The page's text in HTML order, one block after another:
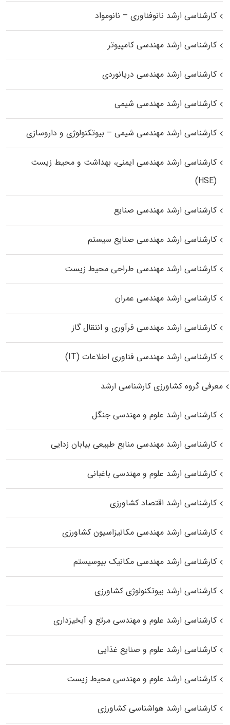
کارشناسی ارشد نانوفناوری – نانومواد
کارشناسی ارشد مهندسی کامپیوتر
کارشناسی ارشد مهندسی دریانوردی
کارشناسی ارشد مهندسی شیمی
کارشناسی ارشد مهندسی شیمی – بیوتکنولوژی و داروسازی
کارشناسی ارشد مهندسی ایمنی، بهداشت و محیط زیست
(HSE)
کارشناسی ارشد مهندسی صنایع
کارشناسی ارشد مهندسی صنایع سیستم
کارشناسی ارشد مهندسی طراحی محیط زیست
کارشناسی ارشد مهندسی عمران
کارشناسی ارشد مهندسی فرآوری و انتقال گاز
کارشناسی ارشد مهندسی فناوری اطلاعات (IT)
معرفی گروه کشاورزی کارشناسی ارشد
کارشناسی ارشد علوم و مهندسی جنگل
کارشناسی ارشد مهندسی منابع طبیعی بیابان زدایی
کارشناسی ارشد علوم و مهندسی باغبانی
کارشناسی ارشد اقتصاد کشاورزی
کارشناسی ارشد مهندسی مکانیزاسیون کشاورزی
کارشناسی ارشد مهندسی مکانیک بیوسیستم
کارشناسی ارشد بیوتکنولوژی کشاورزی
کارشناسی ارشد علوم و مهندسی مرتع و آبخیزداری
کارشناسی ارشد علوم و صنایع غذایی
کارشناسی ارشد علوم و مهندسی محیط زیست
کارشناسی ارشد هواشناسی کشاورزی